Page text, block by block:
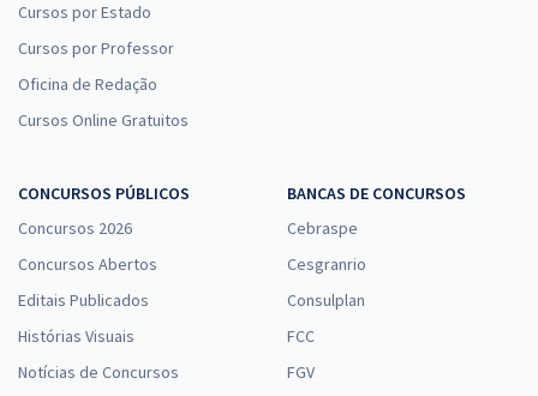
Cursos por Estado
Cursos por Professor
Oficina de Redação
Cursos Online Gratuitos
CONCURSOS PÚBLICOS
Concursos 2026
Concursos Abertos
Editais Publicados
Histórias Visuais
Notícias de Concursos
BANCAS DE CONCURSOS
Cebraspe
Cesgranrio
Consulplan
FCC
FGV